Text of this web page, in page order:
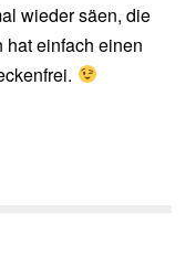
wieder säen, die
hat einfach einen